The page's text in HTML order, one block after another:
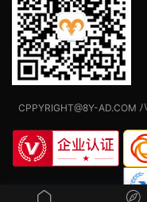
CPPYRIGHT@8Y-AD.COM